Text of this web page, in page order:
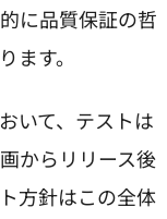
に品質保証の哲
ます。
いて、テストは
からリリース後
方針はこの全体